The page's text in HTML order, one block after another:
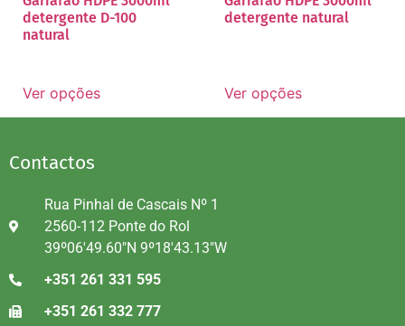
detergente D-100
natural
Ver opções
detergente natural
Ver opções
Contactos
Rua Pinhal de Cascais Nº 1
2560-112 Ponte do Rol
39º06'49.60"N 9º18'43.13"W
+351 261 331 595
+351 261 332 777